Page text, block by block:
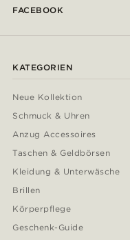
FACEBOOK
KATEGORIEN
Neue Kollektion
Schmuck & Uhren
Anzug Accessoires
Taschen & Geldbörsen
Kleidung & Unterwäsche
Brillen
Körperpflege
Geschenk-Guide